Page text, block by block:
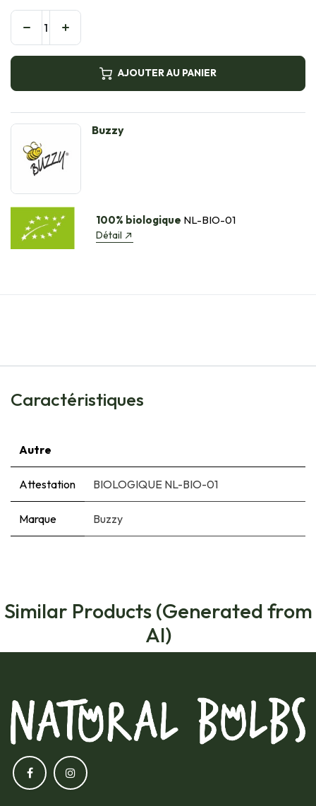
AJOUTER AU PANIER
Buzzy
100% biologique NL-BIO-01
Détail
Caractéristiques
Autre
Attestation BIOLOGIQUE NL-BIO-01
Marque Buzzy
Similar Products (Generated from
AI)